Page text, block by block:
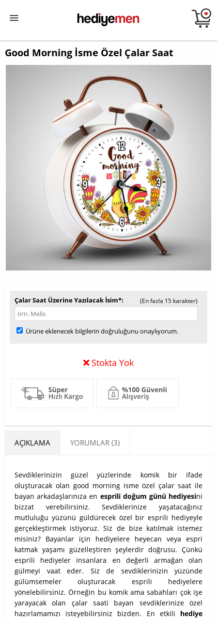
Good Morning İsme Özel Çalar Saat
Çalar Saat Üzerine Yazılacak İsim* (En fazla 15 karakter)
Ürüne eklenecek bilgilerin doğruluğunu onaylıyorum.
Stokta Yok
AÇIKLAMA YORUMLAR (3)
​Sevdiklerinizin güzel yüzlerinde komik bir ifade
oluşturacak olan good morning isme özel çalar saat ile
bayan arkadaşlarınıza en esprili doğum günü hediyesini
bizzat verebilirsiniz. Sevdiklerinize yaşatacağınız
mutluluğu yüzünü güldürecek özel bir esprili hediyeyle
gerçekleştirmek istiyoruz. Siz de bize katılmak istemez
misiniz? Bayanlar için hediyelere heyecan veya espri
katmak yaşamı güzelleştiren şeylerdir doğrusu. Çünkü
esprili hediyeler insanlara en değerli armağan olan
gülmeyi vaat eder. Siz de sevdiklerinizin yüzünde
gülümsemeler oluşturacak esprili hediyelere
yönelebilirsiniz. Örneğin bu komik ama sabahları çok işe
yarayacak olan çalar saati bayan sevdiklerinize özel
hazırlamamızı isteyebilirsiniz bizden. En etkili hediye